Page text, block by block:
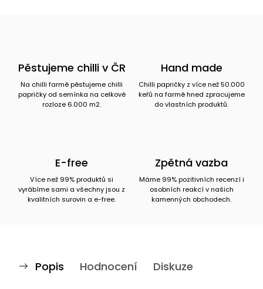
Pěstujeme chilli v ČR
Na chilli farmě pěstujeme chilli
papričky od semínka na celkové
rozloze 6.000 m2.
Hand made
Chilli papričky z více než 50.000
keřů na farmě hned zpracujeme
do vlastních produktů.
E-free
Více než 99% produktů si
vyrábíme sami a všechny jsou z
kvalitních surovin a e-free.
Zpětná vazba
Máme 99% pozitivních recenzí i
osobních reakcí v našich
kamenných obchodech.
Popis Hodnocení Diskuze